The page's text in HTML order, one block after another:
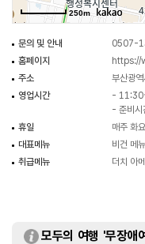
250m
문의 및 안내
0507-
홈페이지
https://
주소
부산광
영업시간
-
- 준비
휴일
매주 화
대표메뉴
비건 메뉴
취급메뉴
더치 아
모두의 여행 '무장애